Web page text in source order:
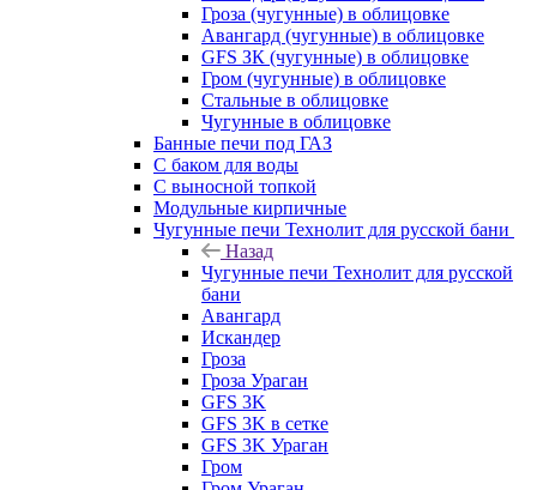
Гроза (чугунные) в облицовке
Авангард (чугунные) в облицовке
GFS ЗК (чугунные) в облицовке
Гром (чугунные) в облицовке
Стальные в облицовке
Чугунные в облицовке
Банные печи под ГАЗ
С баком для воды
С выносной топкой
Модульные кирпичные
Чугунные печи Технолит для русской бани
Назад
Чугунные печи Технолит для русской
бани
Авангард
Искандер
Гроза
Гроза Ураган
GFS 3K
GFS 3K в сетке
GFS 3K Ураган
Гром